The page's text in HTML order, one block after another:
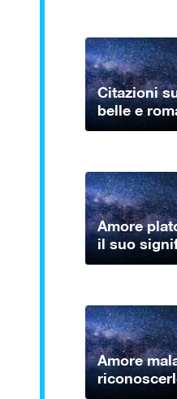
Citazioni
belle e
Amore
il suo
Amore